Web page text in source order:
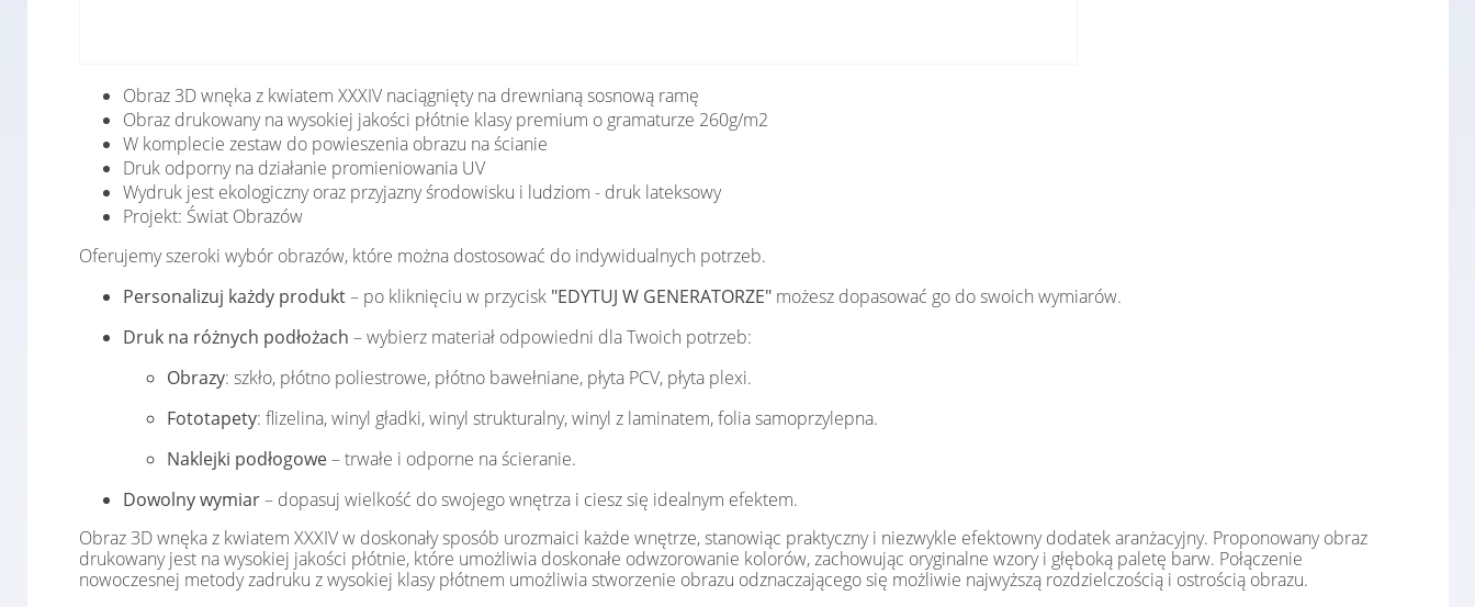
Obraz 3D wnęka z kwiatem XXXIV naciągnięty na drewnianą sosnową ramę
Obraz drukowany na wysokiej jakości płótnie klasy premium o gramaturze 260g/m2
W komplecie zestaw do powieszenia obrazu na ścianie
Druk odporny na działanie promieniowania UV
Wydruk jest ekologiczny oraz przyjazny środowisku i ludziom - druk lateksowy
Projekt: Świat Obrazów
Oferujemy szeroki wybór obrazów, które można dostosować do indywidualnych potrzeb.
Personalizuj każdy produkt– po kliknięciu w przycisk "EDYTUJ W GENERATORZE" możesz dopasować go do swoich wymiarów.
Druk na różnych podłożach – wybierz materiał odpowiedni dla Twoich potrzeb:
Obrazy: szkło, płótno poliestrowe, płótno bawełniane, płyta PCV, płyta plexi.
Fototapety: flizelina, winyl gładki, winyl strukturalny, winyl z laminatem, folia samoprzylepna.
Naklejki podłogowe– trwałe i odporne na ścieranie.
Dowolny wymiar– dopasuj wielkość do swojego wnętrza i ciesz się idealnym efektem.
Obraz 3D wnęka z kwiatem XXXIV w doskonały sposób urozmaici każde wnętrze, stanowiąc praktyczny i niezwykle efektowny dodatek aranżacyjny. Proponowany obraz
drukowany jest na wysokiej jakości płótnie, które umożliwia doskonałe odwzorowanie kolorów, zachowując oryginalne wzory i głęboką paletę barw. Połączenie
nowoczesnej metody zadruku z wysokiej klasy płótnem umożliwia stworzenie obrazu odznaczającego się możliwie najwyższą rozdzielczością i ostrością obrazu.